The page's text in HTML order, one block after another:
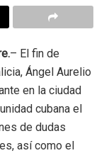
– El fin de
Ángel Aurelio
en la ciudad
cubana el
de dudas
así como el